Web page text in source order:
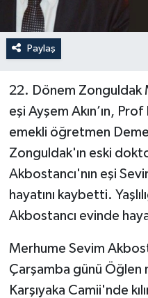
Paylaş
22. Dönem Zonguldak
eşi Ayşem Akın’ın,
emekli öğretmen
Zonguldak'ın eski
Akbostancı'nın eşi
hayatını kaybetti.
Akbostancı evinde
Merhume Sevim
Çarşamba günü Öğlen
Karşıyaka Camii'nde
Mesaj
Dergim
Ulusal